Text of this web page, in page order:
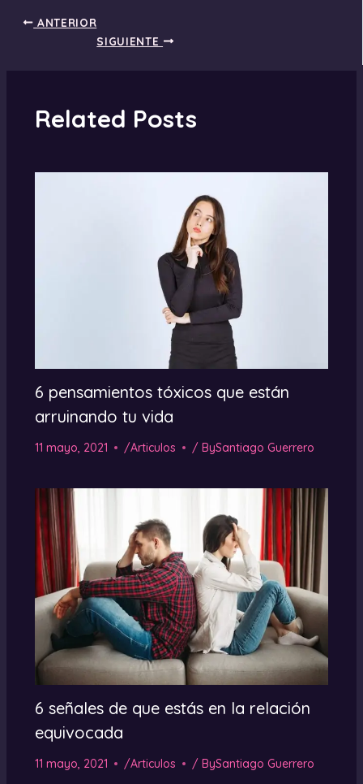
ANTERIOR
SIGUIENTE
Related Posts
6 pensamientos tóxicos que están
arruinando tu vida
11 mayo, 2021 /Articulos / BySantiago Guerrero
6 señales de que estás en la relación
equivocada
11 mayo, 2021 /Articulos / BySantiago Guerrero